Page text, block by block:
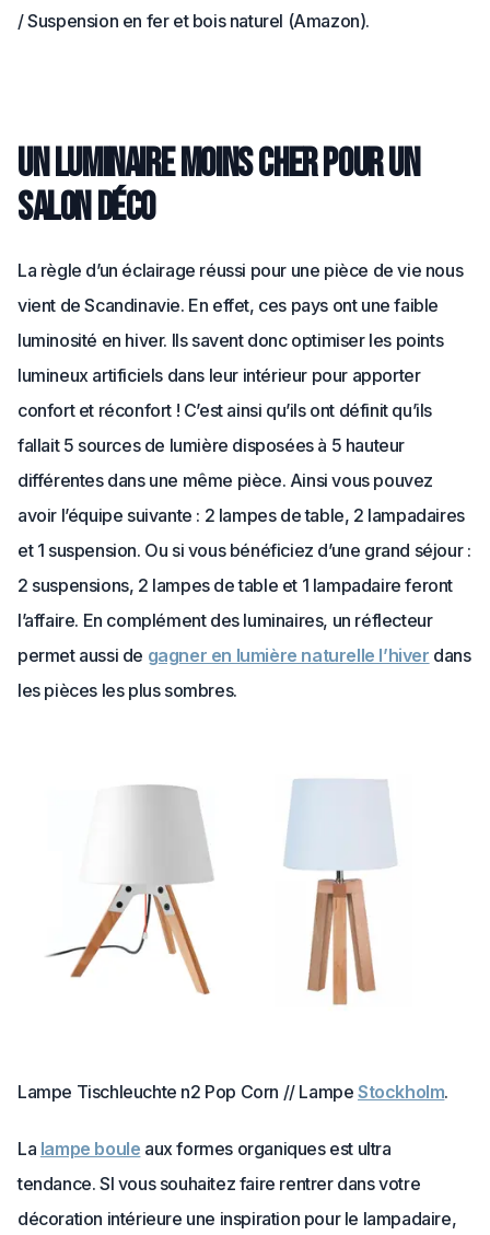
/ Suspension en fer et bois naturel (Amazon).
Un luminaire moins cher pour un
salon déco
La règle d’un éclairage réussi pour une pièce de vie nous
vient de Scandinavie. En effet, ces pays ont une faible
luminosité en hiver. Ils savent donc optimiser les points
lumineux artificiels dans leur intérieur pour apporter
confort et réconfort ! C’est ainsi qu’ils ont définit qu’ils
fallait 5 sources de lumière disposées à 5 hauteur
différentes dans une même pièce. Ainsi vous pouvez
avoir l’équipe suivante : 2 lampes de table, 2 lampadaires
et 1 suspension. Ou si vous bénéficiez d’une grand séjour :
2 suspensions, 2 lampes de table et 1 lampadaire feront
l’affaire. En complément des luminaires, un réflecteur
permet aussi de gagner en lumière naturelle l’hiver dans
les pièces les plus sombres.
Lampe Tischleuchte n2 Pop Corn // Lampe Stockholm.
La lampe boule aux formes organiques est ultra
tendance. SI vous souhaitez faire rentrer dans votre
décoration intérieure une inspiration pour le lampadaire,